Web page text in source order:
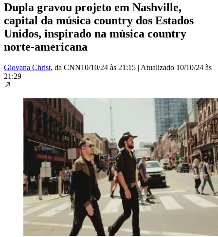
Dupla gravou projeto em Nashville,
capital da música country dos Estados
Unidos, inspirado na música country
norte-americana
Giovana Christ, da CNN10/10/24 às 21:15 | Atualizado 10/10/24 às
21:29